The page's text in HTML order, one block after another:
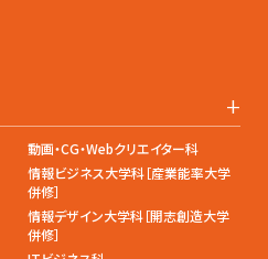
+
動画・CG・Webクリエイター科
情報ビジネス大学科［産業能率大学
併修］
情報デザイン大学科［開志創造大学
併修］